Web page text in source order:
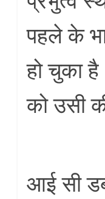
पहले के
हो चुका
को उसी
आई सी